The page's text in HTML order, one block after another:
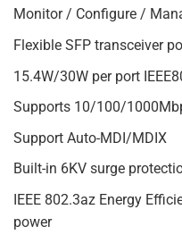
Monitor / Configure /
Flexible SFP transceiver
15.4W/30W per port
Supports 10/100/
Support Auto-MDI/MDIX
Built-in 6KV surge
IEEE 802.3az Energy
power